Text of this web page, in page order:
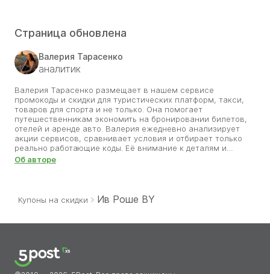
Страница обновлена
Валерия Тарасенко
аналитик
Валерия Тарасенко размещает в нашем сервисе
промокоды и скидки для туристических платформ, такси,
товаров для спорта и не только. Она помогает
путешественникам экономить на бронировании билетов,
отелей и аренде авто. Валерия ежедневно анализирует
акции сервисов, сравнивает условия и отбирает только
реально работающие коды. Её внимание к деталям и
любовь к путешествиям позволяют находить самые
скидки. Валерия уверена, что с правильным промокодом
мечта о путешествии становится ближе.
Об авторе
Купоны на скидки Ив Роше BY